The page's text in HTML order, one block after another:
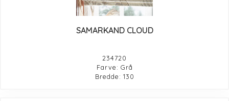
SAMARKAND CLOUD
234720
Farve: Grå
Bredde: 130